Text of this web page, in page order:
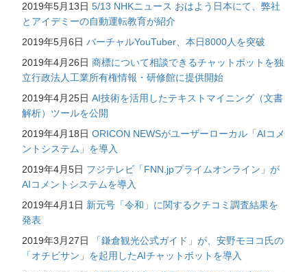
2019年5月13日 5/13 NHKニュース おはよう日本にて、弊社
とアイデミーの自動運転教育が紹介
2019年5月6日 バーチャルYouTuber、本日8000人を突破
2019年4月26日 商標について相談できるチャットボットを独
立行政法人工業所有権情報・研修館に提供開始
2019年4月25日 AI技術を活用したテキストマイニング（文書
解析）ツールを公開
2019年4月18日 ORICON NEWSがユーザーローカル「AIコメ
ントシステム」を導入
2019年4月5日 フジテレビ「FNN.jpプライムオンライン」が
AIコメントシステムを導入
2019年4月1日 新元号「令和」に関するクチコミ調査結果を
発表
2019年3月27日
「鎌倉観光公式ガイド」が、安野モヨコ氏の
「オチビサン」を起用したAIチャットボットを導入